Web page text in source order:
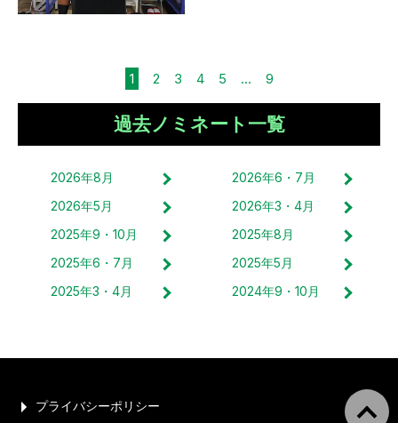
1 2 3 4 5 ... 9
過去ノミネート一覧
2026年8 月 2026年6・7 月
2026年5 月 2026年3・4月
2025年9・10 月 2025年8 月
2025年6・7 月 2025年5 月
2025年3・4月 2024年9・10 月
プライバシーポリシー